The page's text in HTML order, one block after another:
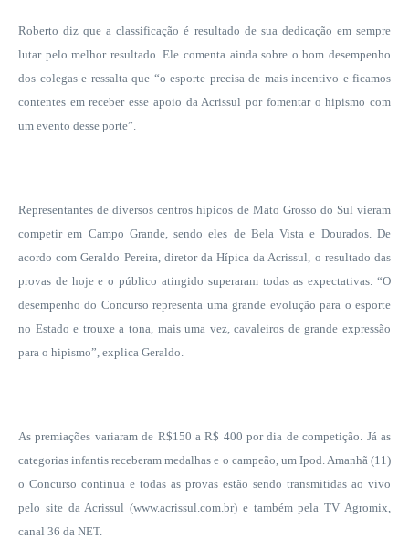
Roberto diz que a classificação é resultado de sua dedicação em sempre
lutar pelo melhor resultado. Ele comenta ainda sobre o bom desempenho
dos colegas e ressalta que “o esporte precisa de mais incentivo e ficamos
contentes em receber esse apoio da Acrissul por fomentar o hipismo com
um evento desse porte”.
Representantes de diversos centros hípicos de Mato Grosso do Sul vieram
competirem Campo Grande, sendo eles de Bela Vista e Dourados. De
acordo com Geraldo Pereira, diretor da Hípica da Acrissul, o resultado das
provas de hoje e o público atingido superaram todas as expectativas. “O
desempenho do Concurso representa uma grande evolução para o esporte
no Estado e trouxe a tona, mais uma vez, cavaleiros de grande expressão
para o hipismo”, explica Geraldo.
As premiações variaram de R$150 a R$ 400 por dia de competição. Já as
categorias infantis receberam medalhas e o campeão, um Ipod. Amanhã (11)
o Concurso continua e todas as provas estão sendo transmitidas ao vivo
pelo site da Acrissul (www.acrissul.com.br) e também pela TV Agromix,
canal 36 da NET.